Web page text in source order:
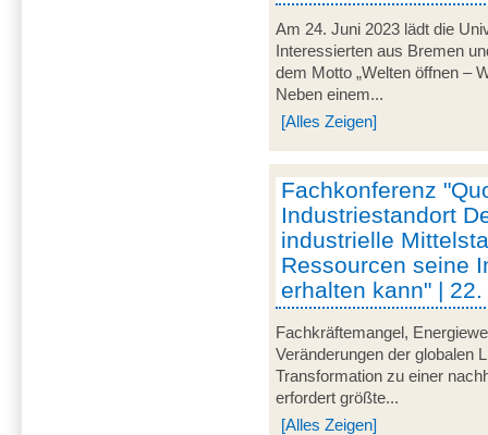
Am 24. Juni 2023 lädt die
Interessierten aus Bremen
dem Motto „Welten öffnen –
Neben einem...
[Alles Zeigen]
Fachkonferenz
Industriestandort
industrielle
Ressourcen seine
erhalten kann" |
Fachkräftemangel,
Veränderungen der globalen
Transformation zu einer
erfordert größte...
[Alles Zeigen]